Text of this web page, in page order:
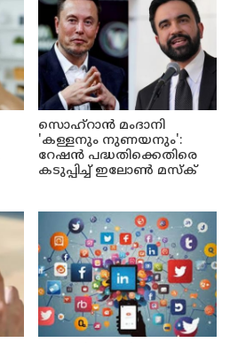
സൊഹ്റാൻ മംദാനി
'കള്ളനും നുണയനും':
റേഷൻ പദ്ധതിക്കെതിരെ
കടുപ്പിച്ച് ഇലോൺ മസ്ക്